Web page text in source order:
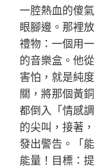
一腔熱血的傻
眼腳邊。那裡
禮物：一個用
的音樂盒。他
害怕，就是純
關，將那個黃
都倒入「情感
的尖叫，接著
發出警告。「
能量！目標：